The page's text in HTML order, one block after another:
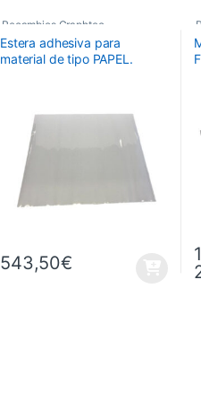
Recambios Graphtec
Estera adhesiva para
material de tipo PAPEL.
543,50€